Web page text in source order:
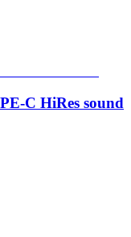
C HiRes sound